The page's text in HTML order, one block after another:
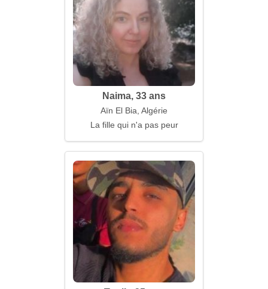
Naima, 33 ans
Aïn El Bia, Algérie
La fille qui n'a pas peur